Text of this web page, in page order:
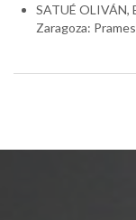
SATUÉ OLIVÁN,
Zaragoza: